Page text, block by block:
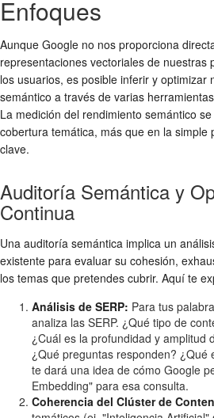
Enfoques
Aunque Google no nos proporciona
representaciones vectoriales de nuestras
los usuarios, es posible inferir y optimizar
semántico a través de varias
La medición del rendimiento semántico
cobertura temática, más que en la simple
clave.
Auditoría Semántica y
Continua
Una auditoría semántica implica un
existente para evaluar su cohesión,
los temas que pretendes cubrir. Aquí te
Análisis de SERP: Para tus
analiza las SERP. ¿Qué tipo de
¿Cuál es la profundidad y amplitud
¿Qué preguntas responden? ¿Qué
te dará una idea de cómo Google
Embedding" para esa consulta.
Coherencia del Clúster de